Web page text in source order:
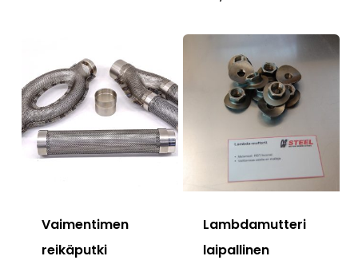
Vaimentimen
reikäputki
Lambdamutteri
laipallinen